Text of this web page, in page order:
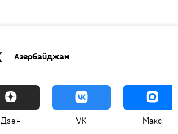
Азербайджан
Дзен VK Макс